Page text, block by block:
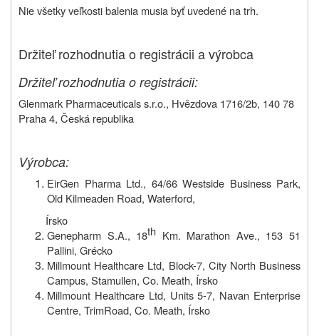
Nie všetky veľkosti balenia musia byť uvedené na trh.
Držiteľ rozhodnutia o registrácii a výrobca
Držiteľ rozhodnutia o registrácii:
Glenmark Pharmaceuticals s.r.o., Hvězdova 1716/2b, 140 78
Praha 4, Česká republika
Výrobca:
EirGen Pharma Ltd., 64/66 Westside Business Park,
Old Kilmeaden Road, Waterford,
Írsko
Genepharm S.A., 18th Km. Marathon Ave., 153 51
Pallini, Grécko
Millmount Healthcare Ltd, Block-7, City North Business
Campus, Stamullen, Co. Meath, Írsko
Millmount Healthcare Ltd, Units 5-7, Navan Enterprise
Centre, TrimRoad, Co. Meath, Írsko